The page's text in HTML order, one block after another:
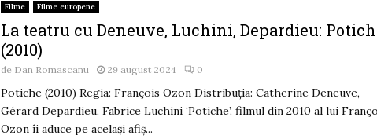
Filme Filme europene
La teatru cu Deneuve, Luchini, Depardieu:
(2010)
de Dan Romascanu 29 august 2024 0
Potiche (2010) Regia: François Ozon Distribuția: Catherine Deneuve,
Gérard Depardieu, Fabrice Luchini ‘Potiche’, filmul din 2010 al lui
Ozon îi aduce pe același afiș...